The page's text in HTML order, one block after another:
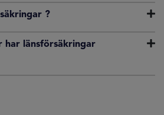
?
länsförsäkringar